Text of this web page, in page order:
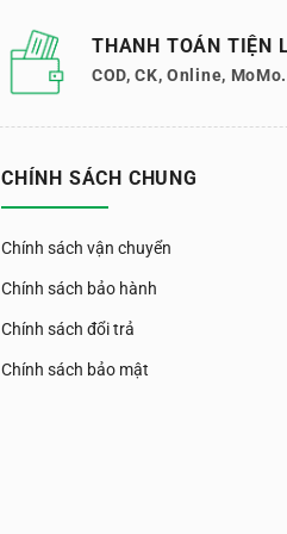
THANH TOÁN TIỆN
COD, CK, Online,
CHÍNH SÁCH CHUNG
Chính sách vận chuyển
Chính sách bảo hành
Chính sách đổi trả
Chính sách bảo mật